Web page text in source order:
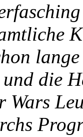
und die
Wars